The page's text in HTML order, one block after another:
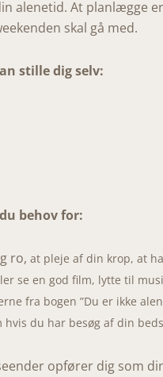
alenetid. At planlægge
skal gå med.
stille dig selv:
behov for:
ro, at pleje af din krop, at
se en god film, lytte til
fra bogen ”Du er ikke
hvis du har besøg af din
opfører dig som